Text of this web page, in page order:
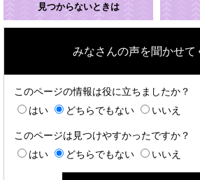
見つからないときは
みなさんの声を聞かせて
このページの情報は役に立ちましたか？
はい
どちらでもない いいえ
このページは見つけやすかったですか？
はい
どちらでもない いいえ